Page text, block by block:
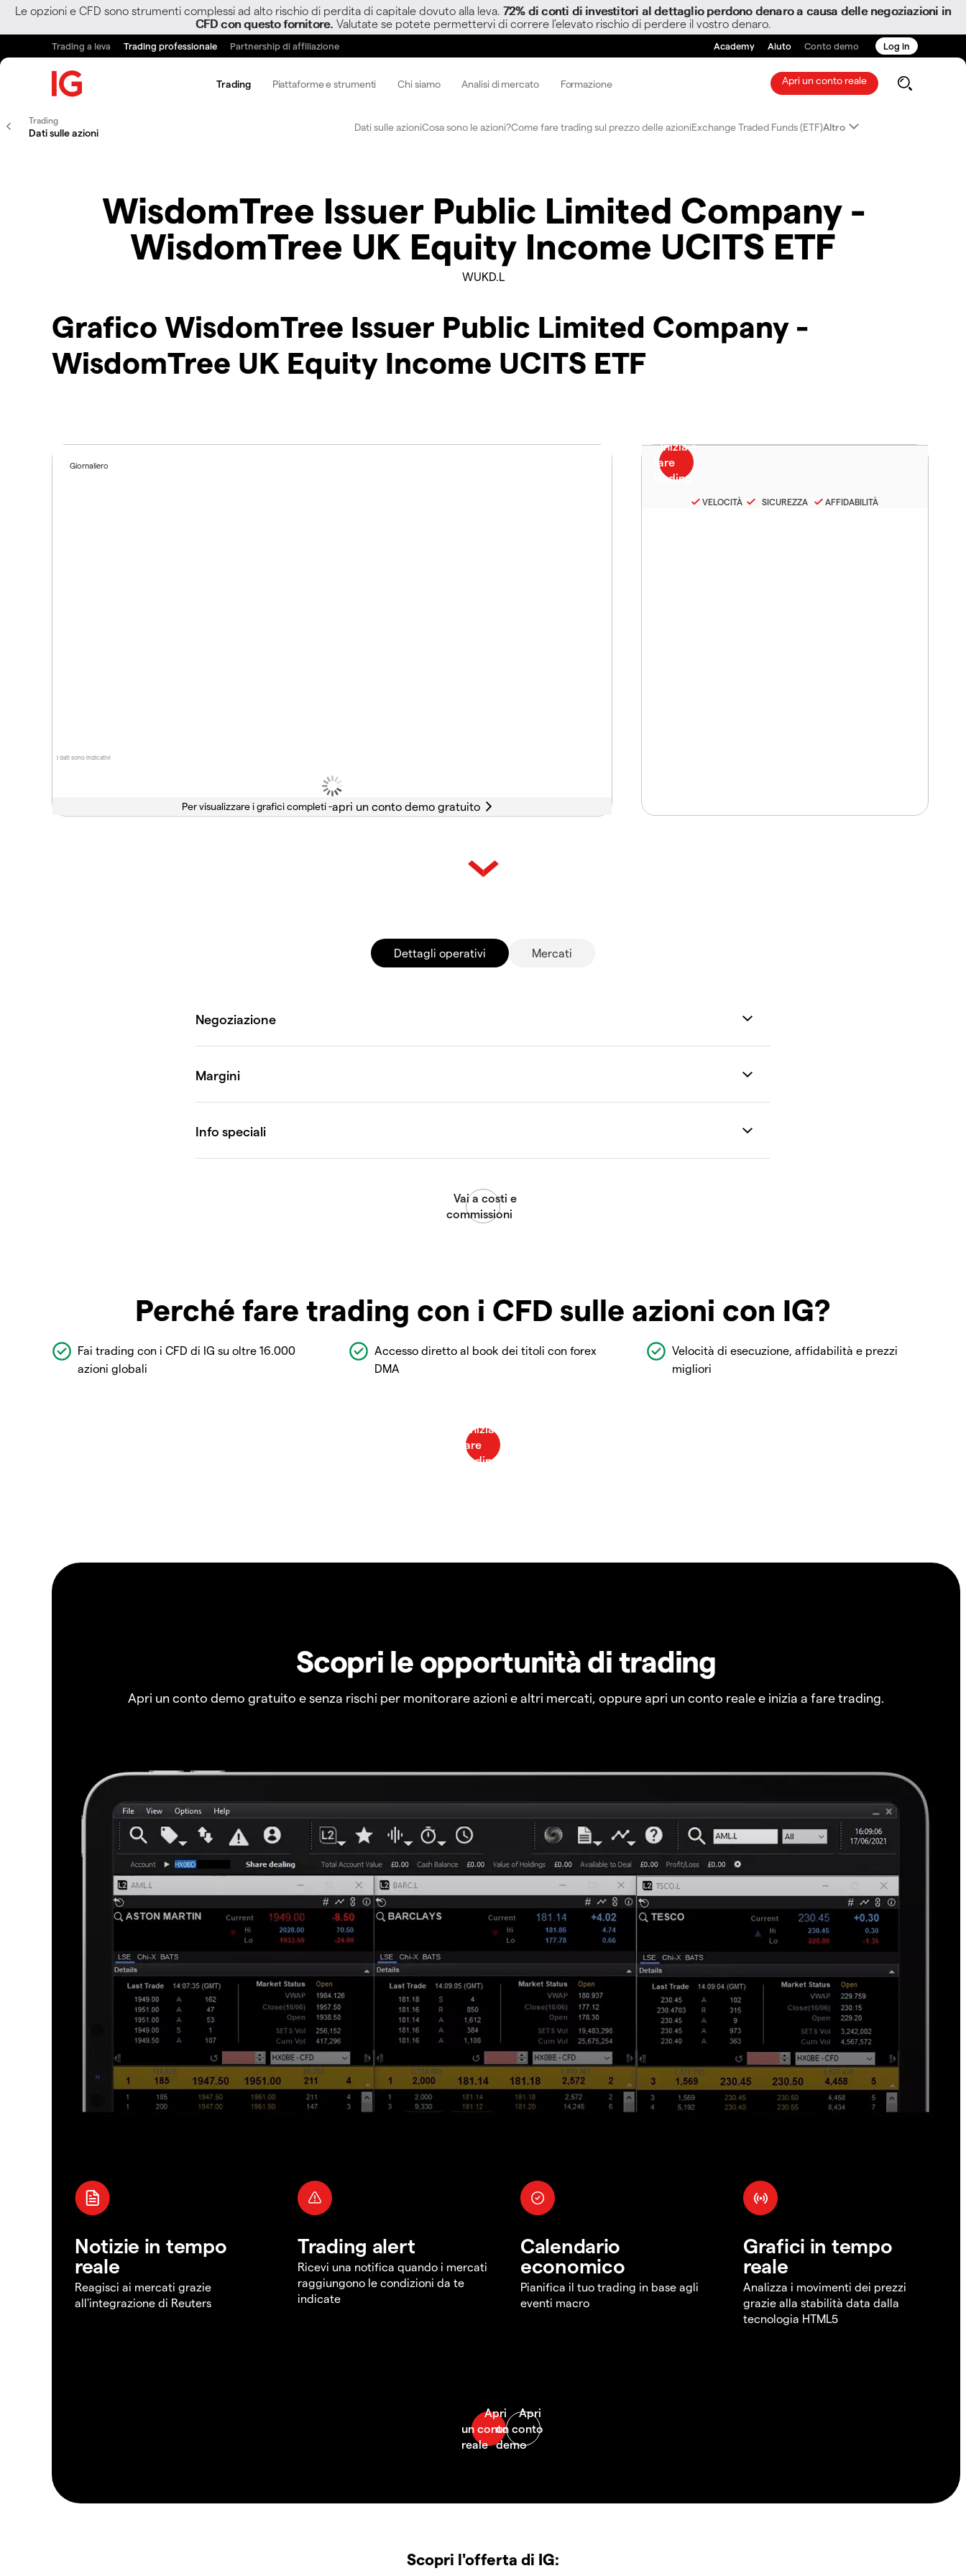
Le opzioni e CFD sono strumenti complessi ad alto rischio di perdita di capitale dovuto alla leva. 72% di conti di investitori al dettaglio perdono denaro a causa delle negoziazioni in
CFD con questo fornitore. Valutate se potete permettervi di correre l’elevato rischio di perdere il vostro denaro.
Trading a leva Trading professionale Partnership di affiliazione Academy Aiuto Conto demo Log in
Trading Piattaforme e strumenti Chi siamo Analisi di mercato Formazione Apri un conto reale
Trading
Dati sulle azioni Dati sulle azioniCosa sono le azioni?Come fare trading sul prezzo delle azioniExchange Traded Funds (ETF)Altro
WisdomTree Issuer Public Limited Company -
WisdomTree UK Equity Income UCITS ETF
WUKD.L
Grafico WisdomTree Issuer Public Limited Company -
WisdomTree UK Equity Income UCITS ETF
I dati sono indicativi
Giornaliero
Per visualizzare i grafici completi -
VELOCITÀ SICUREZZA AFFIDABILITÀ
Dettagli operativi Mercati
Perché fare trading con i CFD sulle azioni con IG?
Fai trading con i CFD di IG su oltre 16.000
azioni globali
Accesso diretto al book dei titoli con forex
DMA
Velocità di esecuzione, affidabilità e prezzi
migliori
Scopri le opportunità di trading
Apri un conto demo gratuito e senza rischi per monitorare azioni e altri mercati, oppure apri un conto reale e inizia a fare trading.
Notizie in tempo
reale
Reagisci ai mercati grazie
all'integrazione di Reuters
Trading alert
Ricevi una notifica quando i mercati
raggiungono le condizioni da te
indicate
Calendario
economico
Pianifica il tuo trading in base agli
eventi macro
Grafici in tempo
reale
Analizza i movimenti dei prezzi
grazie alla stabilità data dalla
tecnologia HTML5
Scopri l'offerta di IG: